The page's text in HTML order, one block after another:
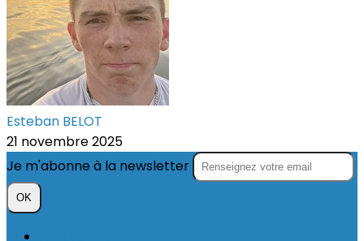
Esteban BELOT
21 novembre 2025
Je m'abonne à la newsletter
OK